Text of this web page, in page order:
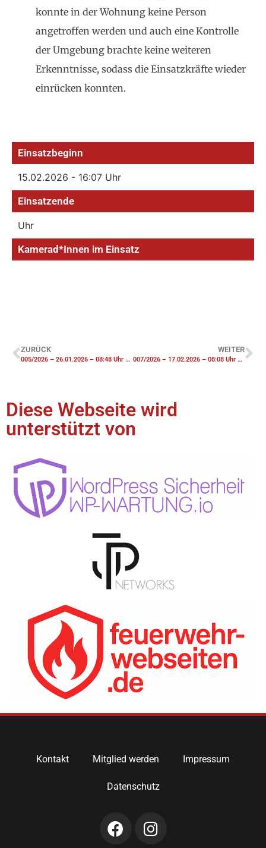
konnte in der Wohnung keine Person
angetroffen werden und auch eine Kontrolle
der Umgebung brachte keine weiteren
Erkenntnisse, sodass die Einsatzkräfte wieder
einrücken konnten.
Einsatzbeginn
15.02.2026 - 16:07 Uhr
Einsatzende
Uhr
Kamerad*Innen im Einsatz
ZURÜCK
005/2026 – 26.01.2026 – 08:48 Uhr – F2 Unterstützung Werkfeuerwehr Industriepark groß
WEITER
007/2026 – 17.02.2026 – 08:08 Uhr – THD Patientenrettung über Drehleiter
Diese Webseite wird
unterstützt von​
Kontakt Mitglied werden Impressum
Datenschutz